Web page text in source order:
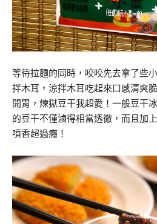
等待拉麵的同時，咬咬先去拿了些
拌木耳，涼拌木耳吃起來口感清爽
開胃，煉獄豆干我超愛！一般豆干
的豆干不僅滷得相當透徹，而且加
噴香超過癮！